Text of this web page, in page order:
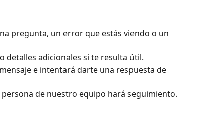
pregunta, un error que estás viendo o un
detalles adicionales si te resulta útil.
e intentará darte una respuesta de
persona de nuestro equipo hará seguimiento.